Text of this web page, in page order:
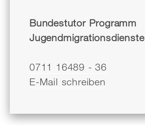
Bundestutor Programm
Jugendmigrationsdienste
0711 16489 - 36
E-Mail schreiben